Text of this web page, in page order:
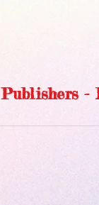
Publishers -